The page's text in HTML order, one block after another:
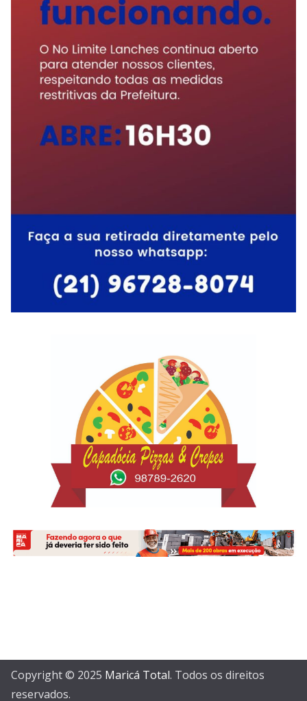
Copyright © 2025 Maricá Total. Todos os direitos
reservados.